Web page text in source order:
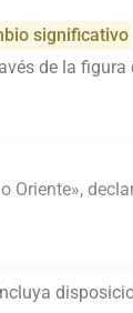
significativo
de la figura